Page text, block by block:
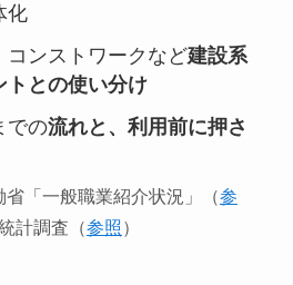
化
コンストワークなど建設系
トとの使い分け
での流れと、利用前に押さ
「一般職業紹介状況」（参
計調査（参照）